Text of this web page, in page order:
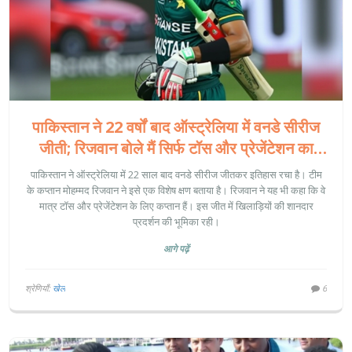
पाकिस्तान ने 22 वर्षों बाद ऑस्ट्रेलिया में वनडे सीरीज
जीती; रिजवान बोले मैं सिर्फ टॉस और प्रेजेंटेशन का
कप्तान
पाकिस्तान ने ऑस्ट्रेलिया में 22 साल बाद वनडे सीरीज जीतकर इतिहास रचा है। टीम
के कप्तान मोहम्मद रिजवान ने इसे एक विशेष क्षण बताया है। रिजवान ने यह भी कहा कि वे
मात्र टॉस और प्रेजेंटेशन के लिए कप्तान हैं। इस जीत में खिलाड़ियों की शानदार
प्रदर्शन की भूमिका रही।
आगे पढ़ें
श्रेणियाँ: खेल 6